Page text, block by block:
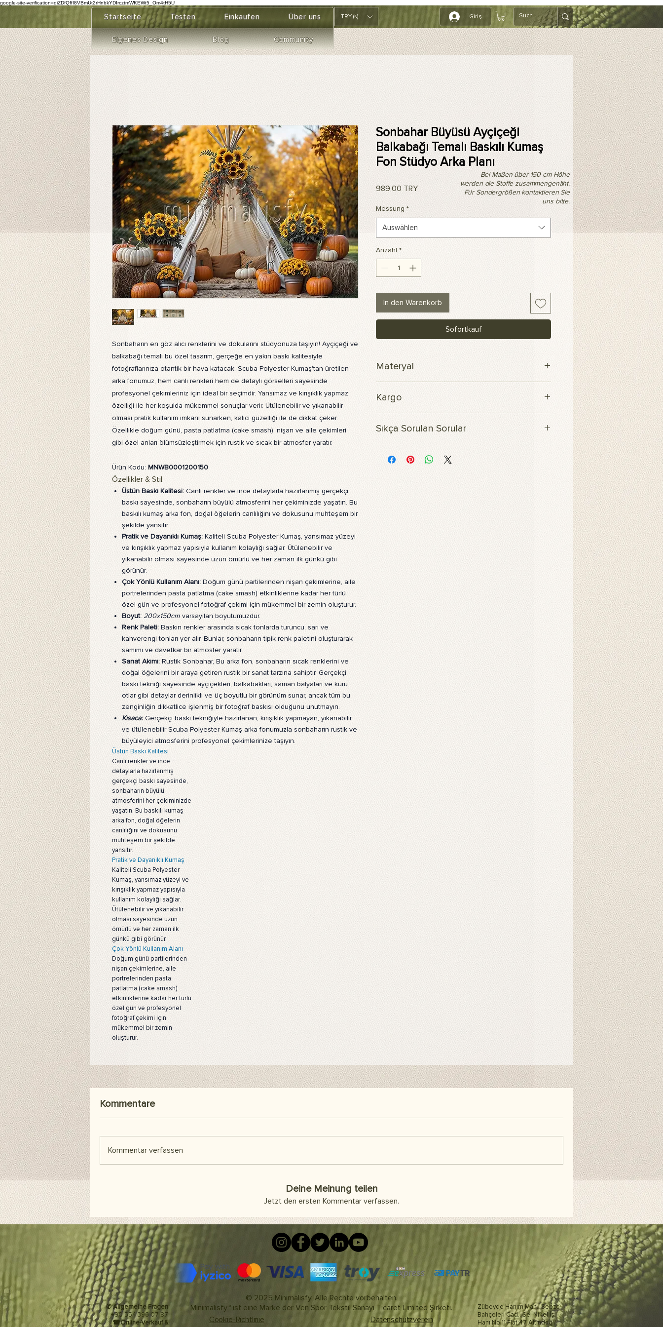
google-site-verification=diZDfQffI8VBmUt2rHnbkYDIrcztmWKEWt5_Om4tH5U
Startseite Testen Einkaufen Über uns
Eigenes Design Blog Community
TRY (₺) Giriş
Sonbaharın en göz alıcı renklerini ve dokularını stüdyonuza taşıyın! Ayçiçeği ve
balkabağı temalı bu özel tasarım, gerçeğe en yakın baskı kalitesiyle
fotoğraflarınıza otantik bir hava katacak. Scuba Polyester Kumaş'tan üretilen
arka fonumuz, hem canlı renkleri hem de detaylı görselleri sayesinde
profesyonel çekimleriniz için ideal bir seçimdir. Yansımaz ve kırışıklık yapmaz
özelliği ile her koşulda mükemmel sonuçlar verir. Ütülenebilir ve yıkanabilir
olması pratik kullanım imkanı sunarken, kalıcı güzelliği ile de dikkat çeker.
Özellikle doğum günü, pasta patlatma (cake smash), nişan ve aile çekimleri
gibi özel anları ölümsüzleştirmek için rustik ve sıcak bir atmosfer yaratır.
Ürün Kodu: MNWB0001200150
Özellikler & Stil
Üstün Baskı Kalitesi: Canlı renkler ve ince detaylarla hazırlanmış gerçekçi
baskı sayesinde, sonbaharın büyülü atmosferini her çekiminizde yaşatın. Bu
baskılı kumaş arka fon, doğal öğelerin canlılığını ve dokusunu muhteşem bir
şekilde yansıtır.
Pratik ve Dayanıklı Kumaş: Kaliteli Scuba Polyester Kumaş, yansımaz yüzeyi
ve kırışıklık yapmaz yapısıyla kullanım kolaylığı sağlar. Ütülenebilir ve
yıkanabilir olması sayesinde uzun ömürlü ve her zaman ilk günkü gibi
görünür.
Çok Yönlü Kullanım Alanı: Doğum günü partilerinden nişan çekimlerine, aile
portrelerinden pasta patlatma (cake smash) etkinliklerine kadar her türlü
özel gün ve profesyonel fotoğraf çekimi için mükemmel bir zemin oluşturur.
Boyut: 200x150cm varsayılan boyutumuzdur.
Renk Paleti: Baskın renkler arasında sıcak tonlarda turuncu, sarı ve
kahverengi tonları yer alır. Bunlar, sonbaharın tipik renk paletini oluşturarak
samimi ve davetkar bir atmosfer yaratır.
Sanat Akımı: Rustik Sonbahar, Bu arka fon, sonbaharın sıcak renklerini ve
doğal öğelerini bir araya getiren rustik bir sanat tarzına sahiptir. Gerçekçi
baskı tekniği sayesinde ayçiçekleri, balkabakları, saman balyaları ve kuru
otlar gibi detaylar derinlikli ve üç boyutlu bir görünüm sunar, ancak tüm bu
zenginliğin dikkatlice işlenmiş bir fotoğraf baskısı olduğunu unutmayın.
Kısaca:Gerçekçi baskı tekniğiyle hazırlanan, kırışıklık yapmayan, yıkanabilir
ve ütülenebilir Scuba Polyester Kumaş arka fonumuzla sonbaharın rustik ve
büyüleyici atmosferini profesyonel çekimlerinize taşıyın.
Üstün Baskı Kalitesi
Canlı renkler ve ince
detaylarla hazırlanmış
gerçekçi baskı sayesinde,
sonbaharın büyülü
atmosferini her çekiminizde
yaşatın. Bu baskılı kumaş
arka fon, doğal öğelerin
canlılığını ve dokusunu
muhteşem bir şekilde
yansıtır.
Pratik ve Dayanıklı Kumaş
Kaliteli Scuba Polyester
Kumaş, yansımaz yüzeyi ve
kırışıklık yapmaz yapısıyla
kullanım kolaylığı sağlar.
Ütülenebilir ve yıkanabilir
olması sayesinde uzun
ömürlü ve her zaman ilk
günkü gibi görünür.
Çok Yönlü Kullanım Alanı
Doğum günü partilerinden
nişan çekimlerine, aile
portrelerinden pasta
patlatma (cake smash)
etkinliklerine kadar her türlü
özel gün ve profesyonel
fotoğraf çekimi için
mükemmel bir zemin
oluşturur.
Sonbahar Büyüsü Ayçiçeği
Balkabağı Temalı Baskılı Kumaş
Fon Stüdyo Arka Planı
989,00 TRYPreis
Messung *
Auswählen
Anzahl *
In den Warenkorb
Sofortkauf
Materyal
Kargo
Sıkça Sorulan Sorular
Görsellerimiz, dayanıklı ve yüksek kaliteli scuba
Ürün nasıl temizlenir?
görünüm sağlar. Duvara bir tablo olarak asılabilir.
Ürünlerimizin üzerindeki yüksek çözünürlüklü görseller,
Arka plan fonunu kullanmak için genellikle bir arka plan
standı gereklidir. Standa özel fon mandallarıyla (klipsle)
kolayca monte edebilirsiniz. Ayrıca örtü olarak duvara
asmak istiyorsanız çift taraflı bantlar veya yapışkan
şeritler kullanabilirsiniz. Bu ürünler harici olarak satılıp
Tüm Sıkça Sorulan Sorular için tıklayınız.
Bei Maßen über 150 cm Höhe
werden die Stoffe zusammengenäht.
Für Sondergrößen kontaktieren Sie
uns bitte.
Kommentare
Kommentar verfassen
Deine Meinung teilen
Jetzt den ersten Kommentar verfassen.
✆ Allgemeine Fragen
+90 554 396 07 87
☎Online-Verkauf &
© 2025 Minimalisfy. Alle Rechte vorbehalten.
Minimalisfy™ ist eine Marke der Ven Spor Tekstil Sanayi Ticaret Limited Şirketi.
Cookie-Richtlinie
Datenschutzverein
Zübeyde Hanım Mah., Sebze
Bahçeleri Cad., Sel Nikel İş
Hanı No:11 Flat:47 Altındağ /